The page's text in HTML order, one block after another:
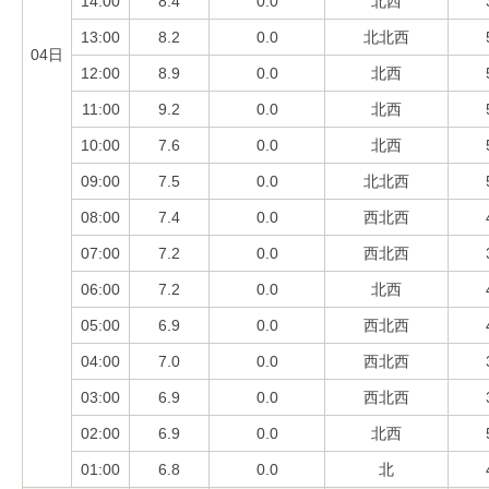
04日
13:00 8.2 0.0 北北西
12:00 8.9 0.0 北西
11:00 9.2 0.0 北西
10:00 7.6 0.0 北西
09:00 7.5 0.0 北北西
08:00 7.4 0.0 西北西
07:00 7.2 0.0 西北西
06:00 7.2 0.0 北西
05:00 6.9 0.0 西北西
04:00 7.0 0.0 西北西
03:00 6.9 0.0 西北西
02:00 6.9 0.0 北西
01:00 6.8 0.0 北